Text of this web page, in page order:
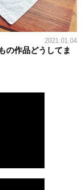
2021.01.04
の作品どうしてま